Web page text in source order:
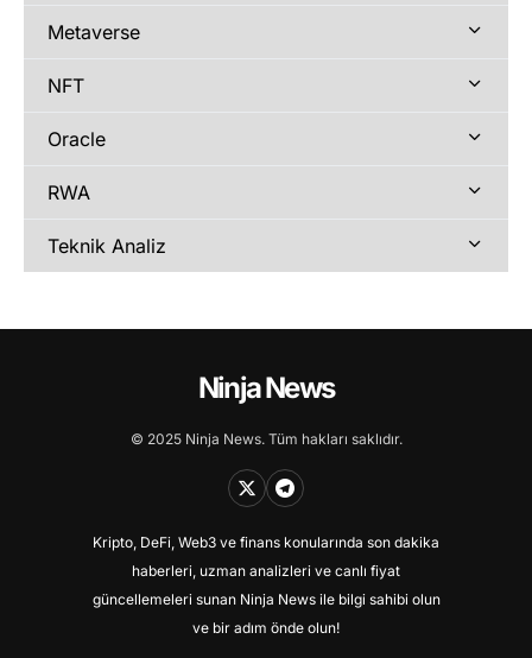
Metaverse
NFT
Oracle
RWA
Teknik Analiz
Ninja News
© 2025 Ninja News. Tüm hakları saklıdır.
Kripto, DeFi, Web3 ve finans konularında son dakika
haberleri, uzman analizleri ve canlı fiyat
güncellemeleri sunan Ninja News ile bilgi sahibi olun
ve bir adım önde olun!